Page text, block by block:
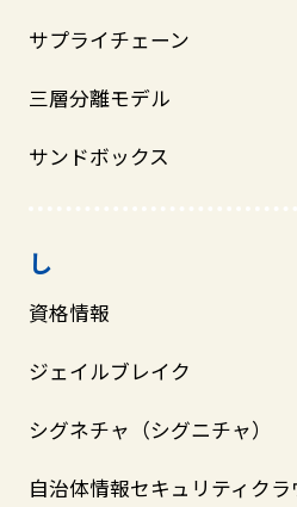
サプライチェーン
三層分離モデル
サンドボックス
し
資格情報
ジェイルブレイク
シグネチャ（シグニチャ）
自治体情報セキュリティクラ